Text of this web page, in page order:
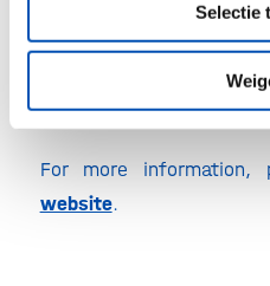
Selectie
Advanced Therapies
HTA
For more
website.